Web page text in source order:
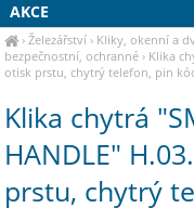
AKCE
›Železářství › Kliky, okenní a
bezpečnostní, ochranné › Klika
otisk prstu, chytrý telefon, pin
Klika chytrá
HANDLE"
prstu, chytrý